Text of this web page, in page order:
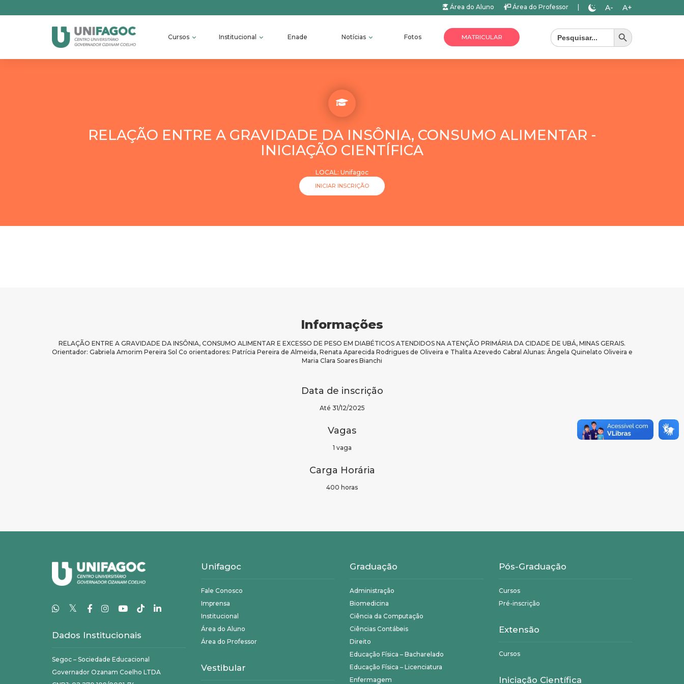
Área do Aluno Área do Professor A- A+
Cursos Institucional Enade Notícias Fotos MATRICULAR
Search
for:
Search Button
RELAÇÃO ENTRE A GRAVIDADE DA INSÔNIA, CONSUMO ALIMENTAR -
INICIAÇÃO CIENTÍFICA
LOCAL: Unifagoc
INICIAR INSCRIÇÃO
Informações
RELAÇÃO ENTRE A GRAVIDADE DA INSÔNIA, CONSUMO ALIMENTAR E EXCESSO DE PESO EM DIABÉTICOS ATENDIDOS NA ATENÇÃO PRIMÁRIA DA CIDADE DE UBÁ, MINAS GERAIS.
Orientador: Gabriela Amorim Pereira Sol Co orientadores: Patrícia Pereira de Almeida, Renata Aparecida Rodrigues de Oliveira e Thalita Azevedo Cabral Alunas: Ângela Quinelato Oliveira e
Maria Clara Soares Bianchi
Data de inscrição
Até 31/12/2025
Vagas
1 vaga
Carga Horária
400 horas
𝕏
Dados Institucionais
Segoc – Sociedade Educacional
Governador Ozanam Coelho LTDA
Unifagoc
Fale Conosco
Imprensa
Institucional
Área do Aluno
Área do Professor
Vestibular
Graduação
Administração
Biomedicina
Ciência da Computação
Ciências Contábeis
Direito
Educação Física – Bacharelado
Educação Física – Licenciatura
Enfermagem
Pós-Graduação
Cursos
Pré-inscrição
Extensão
Cursos
Iniciação Científica